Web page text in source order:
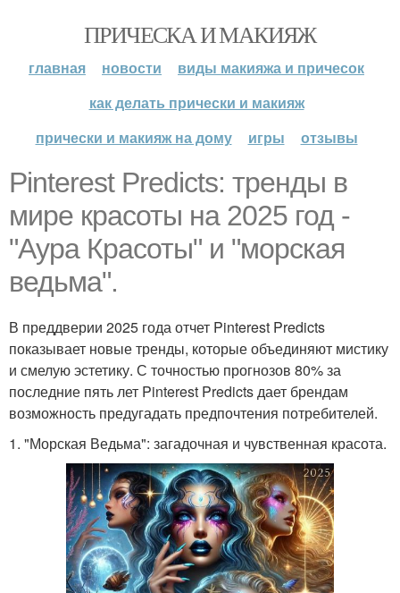
ПРИЧЕСКА И МАКИЯЖ
главная новости
виды макияжа и причесок
как делать прически и макияж
прически и макияж на дому
игры отзывы
Pinterest Predicts: тренды в
мире красоты на 2025 год -
"Аура Красоты" и "морская
ведьма".
В преддверии 2025 года отчет Pinterest Predicts
показывает новые тренды, которые объединяют мистику
и смелую эстетику. С точностью прогнозов 80% за
последние пять лет Pinterest Predicts дает брендам
возможность предугадать предпочтения потребителей.
1. "Морская Ведьма": загадочная и чувственная красота.